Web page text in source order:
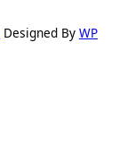
Designed By WP